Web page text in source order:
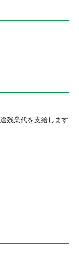
残業代を支給します